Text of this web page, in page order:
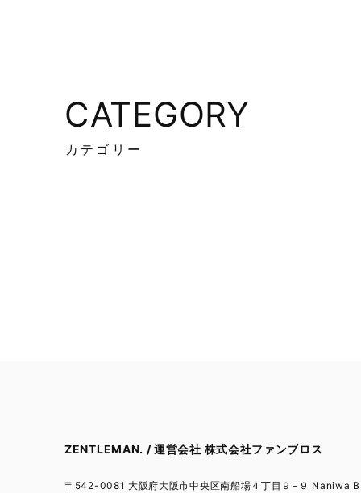
CATEGORY
カテゴリー
ZENTLEMAN. / 運営会社 株式会社ファンブロス
〒542-0081 大阪府大阪市中央区南船場４丁目９−９ Naniwa